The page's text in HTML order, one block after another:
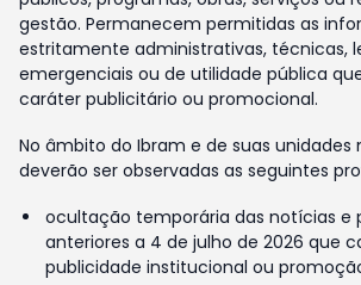
gestão. Permanecem permitidas as
estritamente administrativas, técnicas,
emergenciais ou de utilidade pública
caráter publicitário ou promocional.
No âmbito do Ibram e de suas unidades
deverão ser observadas as seguintes
ocultação temporária das notícias e
anteriores a 4 de julho de 2026 que
publicidade institucional ou